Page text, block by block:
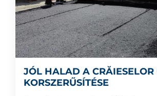
JÓL HALAD A CRĂIESELOR
KORSZERŰSÍTÉSE